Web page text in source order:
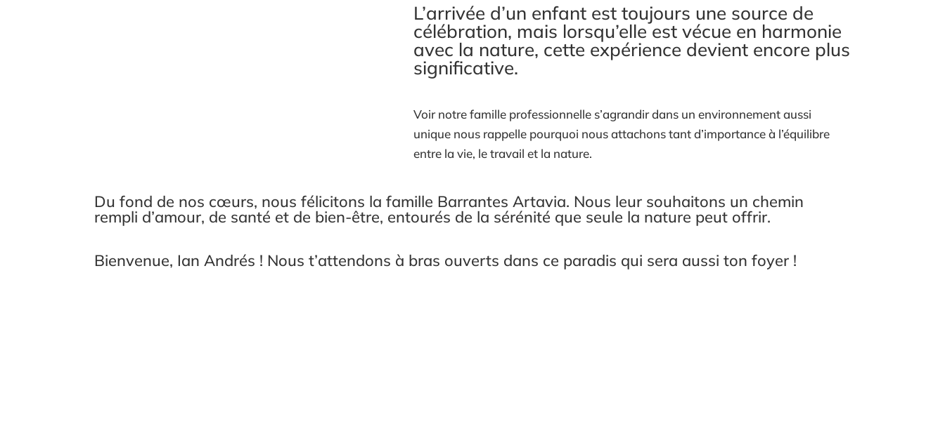
L’arrivée d’un enfant est toujours une source de
célébration, mais lorsqu’elle est vécue en harmonie
avec la nature, cette expérience devient encore plus
significative.
Voir notre famille professionnelle s’agrandir dans un environnement aussi
unique nous rappelle pourquoi nous attachons tant d’importance à l’équilibre
entre la vie, le travail et la nature.
Du fond de nos cœurs, nous félicitons la famille Barrantes Artavia. Nous leur souhaitons un chemin
rempli d’amour, de santé et de bien-être, entourés de la sérénité que seule la nature peut offrir.
Bienvenue, Ian Andrés ! Nous t’attendons à bras ouverts dans ce paradis qui sera aussi ton foyer !